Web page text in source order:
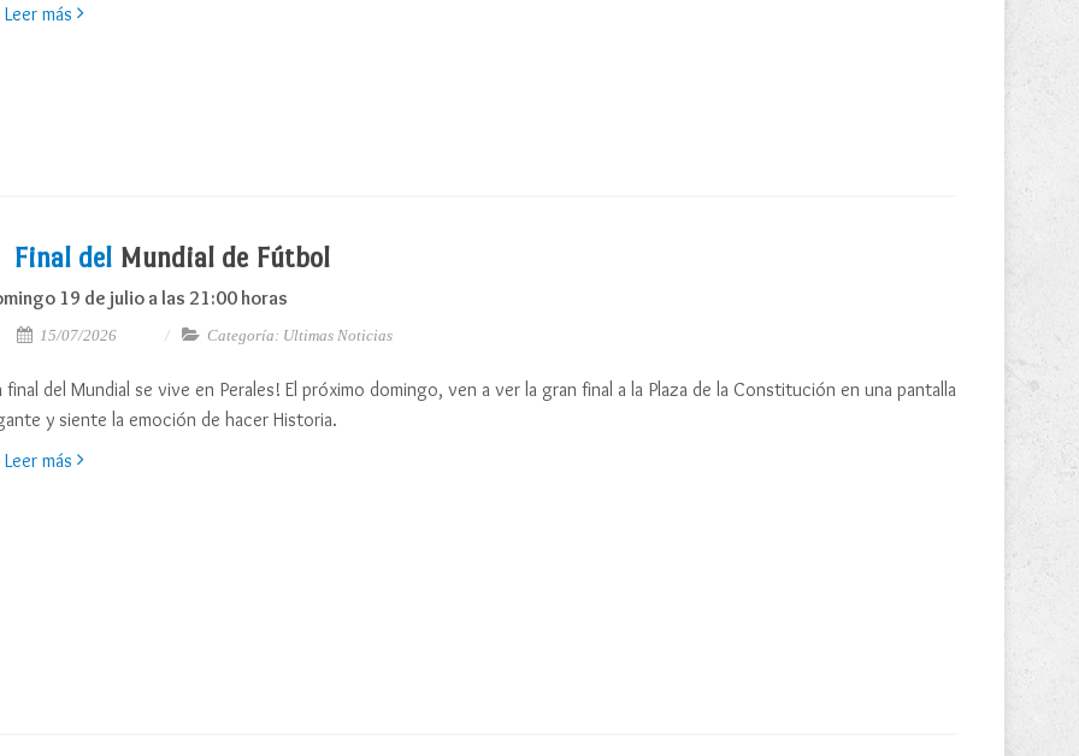
Leer más
Final del Mundial de Fútbol
19 de julio a las 21:00 horas
15/07/2026 Categoría: Ultimas Noticias
final del Mundial se vive en Perales! El próximo domingo, ven a ver la gran final a la Plaza de la Constitución en una pantalla
y siente la emoción de hacer Historia.
Leer más